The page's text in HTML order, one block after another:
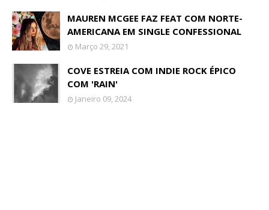
MAUREN MCGEE FAZ FEAT COM NORTE-
AMERICANA EM SINGLE CONFESSIONAL
Março 29, 2021
COVE ESTREIA COM INDIE ROCK ÉPICO
COM 'RAIN'
Janeiro 09, 2024